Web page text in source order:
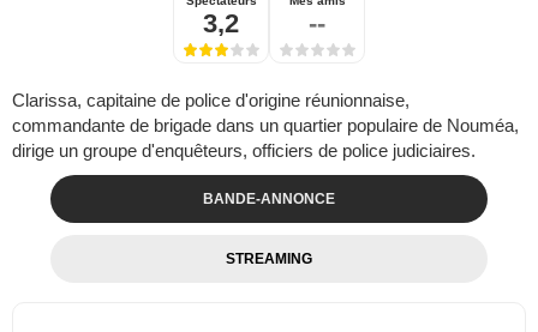
3,2 --
Clarissa, capitaine de police d'origine réunionnaise,
commandante de brigade dans un quartier populaire de Nouméa,
dirige un groupe d'enquêteurs, officiers de police judiciaires.
BANDE-ANNONCE
STREAMING